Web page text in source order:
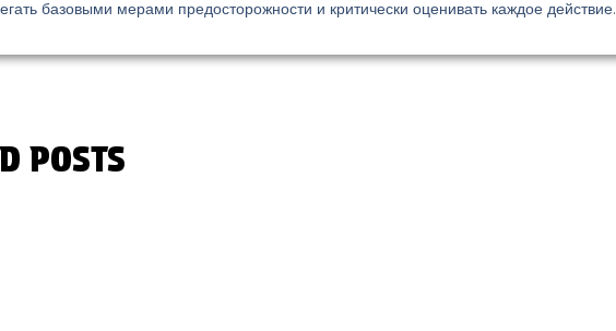
базовыми мерами предосторожности и критически оценивать каждое действие.
POSTS